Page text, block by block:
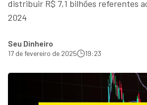
distribuir R$ 7,1 bilhões referentes
2024
Seu Dinheiro
17 de fevereiro de 2025 19:23